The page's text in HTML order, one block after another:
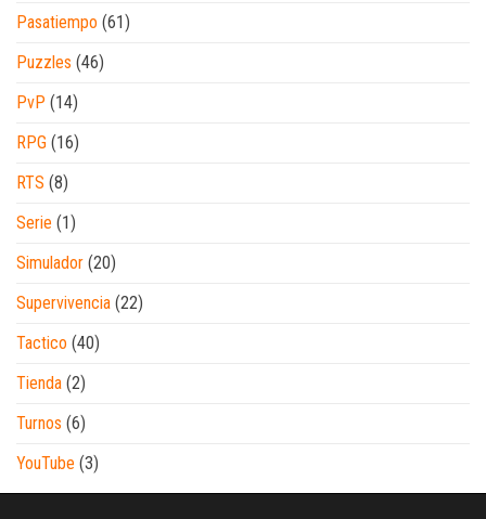
Pasatiempo (61)
Puzzles (46)
PvP (14)
RPG (16)
RTS (8)
Serie (1)
Simulador (20)
Supervivencia (22)
Tactico (40)
Tienda (2)
Turnos (6)
YouTube (3)